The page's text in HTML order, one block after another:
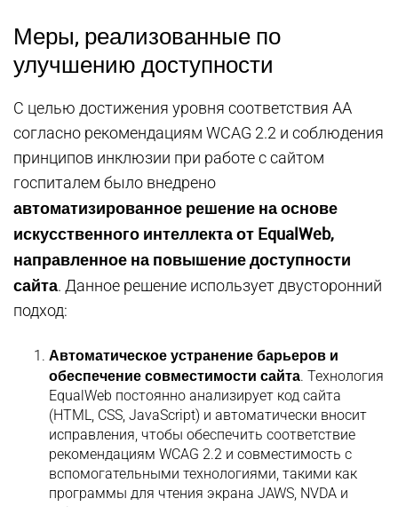
Меры, реализованные по
улучшению доступности
С целью достижения уровня соответствия АА
согласно рекомендациям WCAG 2.2 и соблюдения
принципов инклюзии при работе с сайтом
госпиталем было внедрено
автоматизированное решение на основе
искусственного интеллекта от EqualWeb,
направленное на повышение доступности
сайта. Данное решение использует двусторонний
подход:
Автоматическое устранение барьеров и
обеспечение совместимости сайта. Технология
EqualWeb постоянно анализирует код сайта
(HTML, CSS, JavaScript) и автоматически вносит
исправления, чтобы обеспечить соответствие
рекомендациям WCAG 2.2 и совместимость с
вспомогательными технологиями, такими как
программы для чтения экрана JAWS, NVDA и